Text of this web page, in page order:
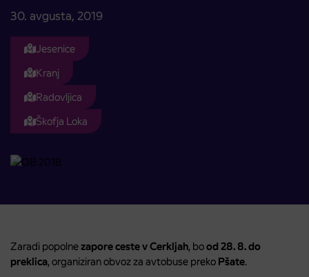
30. avgusta, 2019
Jesenice
Kranj
Radovljica
Škofja Loka
Zaradi popolnezapore ceste v Cerkljah, bood 28. 8. do
preklica, organiziran obvoz za avtobuse preko Pšate.